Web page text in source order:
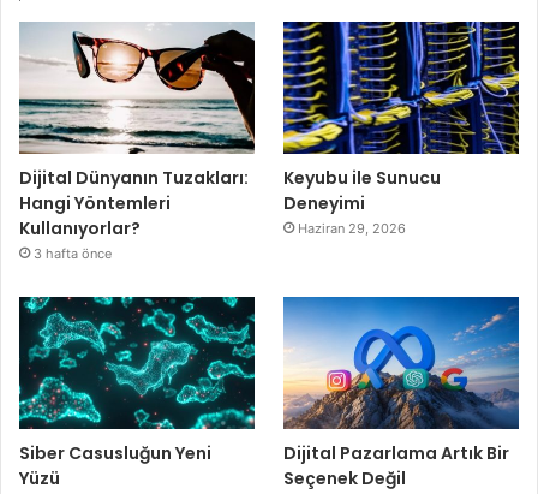
Dijital Dünyanın Tuzakları:
Hangi Yöntemleri
Kullanıyorlar?
3 hafta önce
Keyubu ile Sunucu
Deneyimi
Haziran 29, 2026
Siber Casusluğun Yeni
Yüzü
Dijital Pazarlama Artık Bir
Seçenek Değil